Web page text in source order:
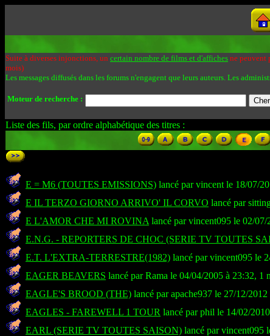
Suite à diverses injonctions, un certain nombre de films et d'affiches ne peuvent
mois)
Les messages diffusés dans les forums n'engagent que leurs auteurs. Les
Moteur de recherche :
Liste des fils, par ordre alphabétique des titres :
E = M6 (TOUTES EMISSIONS) lancé par vincent le 18/07/
E IL TERZO GIORNO ARRIVO' IL CORVO lancé par
E L'AMOR CHE MI ROVINA lancé par vincent095 le 02/07/
E.N.G. - REPORTERS DE CHOC (SERIE TV TOUTES
E.T. L'EXTRA-TERRESTRE(1982) lancé par vincent095 le
EAGER BEAVERS lancé par Rama le 04/04/2005 à 23:32, 1
EAGLE'S BROOD (THE) lancé par apache937 le 27/12/2012
EAGLES - FAREWELL 1 TOUR lancé par phil le 14/02/
EARL (SERIE TV TOUTES SAISON) lancé par vincent095